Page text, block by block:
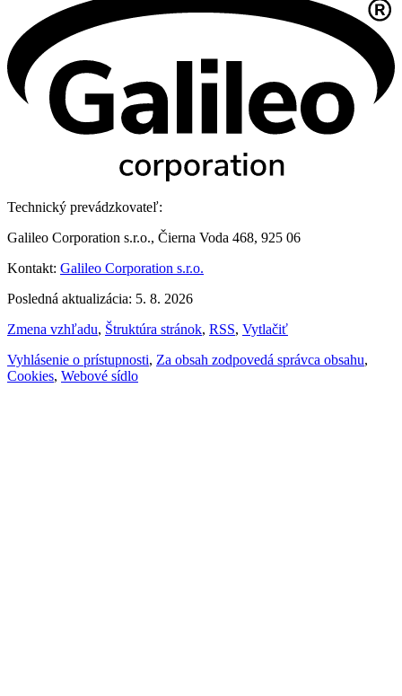
Technický prevádzkovateľ:
Galileo Corporation s.r.o., Čierna Voda 468, 925 06
Kontakt: Galileo Corporation s.r.o.
Posledná aktualizácia: 5. 8. 2026
Zmena vzhľadu, Štruktúra stránok, RSS, Vytlačiť
Vyhlásenie o prístupnosti, Za obsah zodpovedá správca obsahu,
Cookies, Webové sídlo